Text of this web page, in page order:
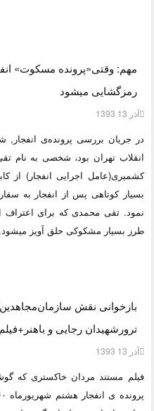
رمزگشایی می‎شود
آذر 13 1393
در جریان بررسی پرونده‌ی انفجار,
انقلاب تهران بود، شخصی به نام
کشمیری(عامل اجرایی انفجار) از
بسیار کوتاهی پس از انفجار به
نمود. تقی محمدی که برای اعتراف
طرز بسیار مشکوکی حلق آویز
بازخوانی نقش
ترورشهیدان رجایی و باهنر+فیلم
آذر 13 1393
فیلم مستند مردان خاکستری که